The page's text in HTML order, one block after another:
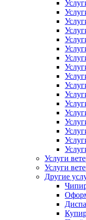
Услуги
Услуги
Другие